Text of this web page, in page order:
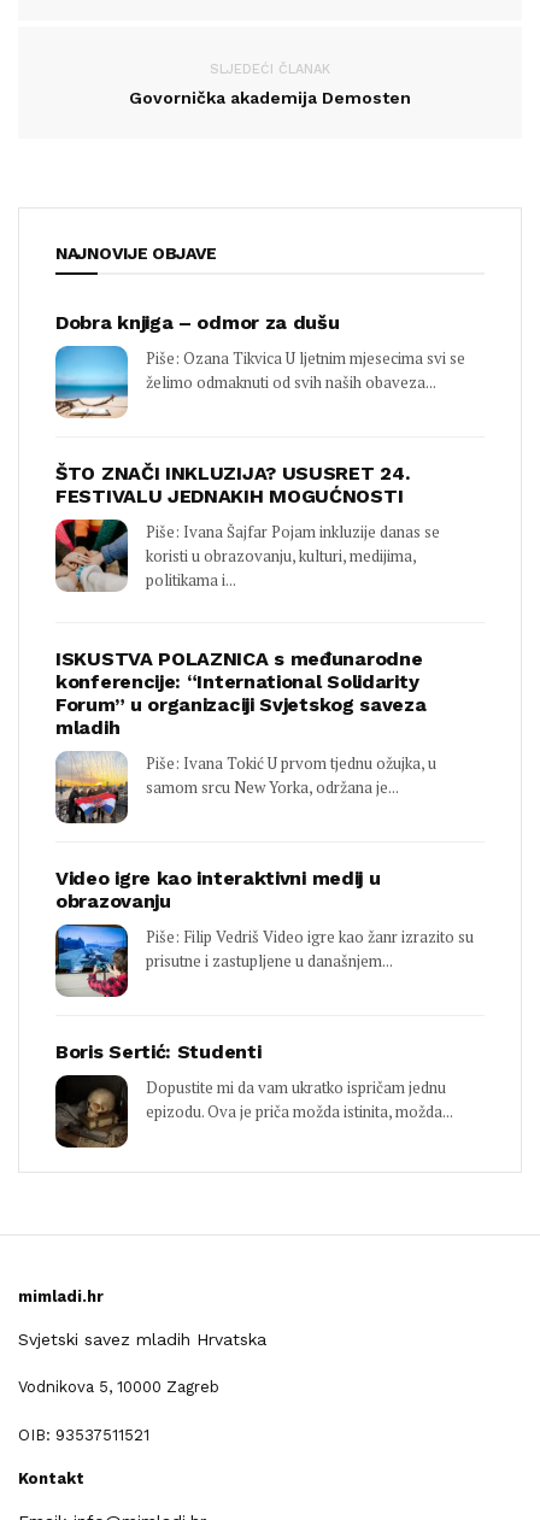
SLJEDEĆI ČLANAK
Govornička akademija Demosten
NAJNOVIJE OBJAVE
Dobra knjiga – odmor za dušu
Piše: Ozana Tikvica U ljetnim mjesecima svi se
želimo odmaknuti od svih naših obaveza...
ŠTO ZNAČI INKLUZIJA? USUSRET 24.
FESTIVALU JEDNAKIH MOGUĆNOSTI
Piše: Ivana Šajfar Pojam inkluzije danas se
koristi u obrazovanju, kulturi, medijima,
politikama i...
ISKUSTVA POLAZNICA s međunarodne
konferencije: “International Solidarity
Forum” u organizaciji Svjetskog saveza
mladih
Piše: Ivana Tokić U prvom tjednu ožujka, u
samom srcu New Yorka, održana je...
Video igre kao interaktivni medij u
obrazovanju
Piše: Filip Vedriš Video igre kao žanr izrazito su
prisutne i zastupljene u današnjem...
Boris Sertić: Studenti
Dopustite mi da vam ukratko ispričam jednu
epizodu. Ova je priča možda istinita, možda...
mimladi.hr
Svjetski savez mladih Hrvatska
Vodnikova 5, 10000 Zagreb
OIB: 93537511521
Kontakt